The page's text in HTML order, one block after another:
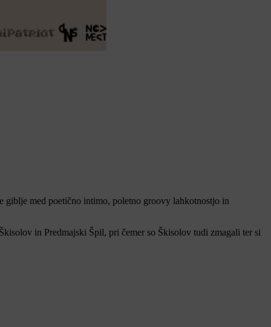
giblje med poetično intimo, poletno groovy lahkotnostjo in
in Predmajski Špil, pri čemer so Škisolov tudi zmagali ter si